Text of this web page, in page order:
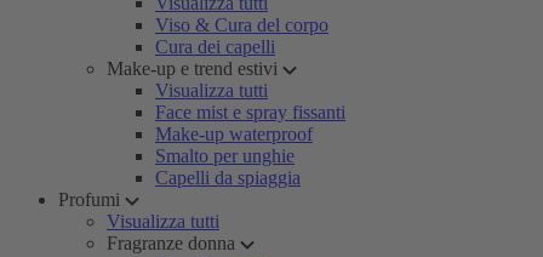
Viso & Cura del corpo
Cura dei capelli
Make-up e trend estivi
Visualizza tutti
Face mist e spray fissanti
Make-up waterproof
Smalto per unghie
Capelli da spiaggia
Profumi
Visualizza tutti
Fragranze donna